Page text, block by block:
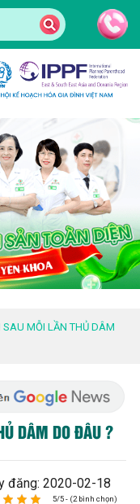
MỖI LẦN THỦ DÂM
DÂM DO ĐÂU ?
đăng: 2020-02-18
5/5 - (2 bình chọn)